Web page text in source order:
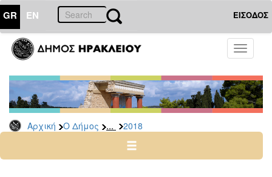
GR EN ΕΙΣΟΔΟΣ
Toggle
Αρχική Ο Δήμος ... 2018
ΔΗΜΟΣ
Διακηρύξεις
Δημοπρασίες
Αρχείο
2025